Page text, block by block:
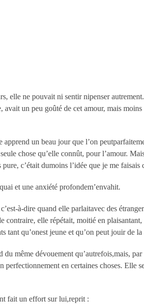
elle ne pouvait ni sentir nipenser
un peu goûté de cet amour, mais
un beau jour que l’on
chose qu’elle connût, pour l’amour.
c’était dumoins l’idée que je me faisais
et une anxiété profondem’envahit.
à-dire quand elle parlaitavec des
elle répétait, moitié en
tant qu’onest jeune et qu’on peut jouir de la
même dévouement qu’autrefois,mais,
en certaines choses. Elle
fait un effort sur lui,reprit :